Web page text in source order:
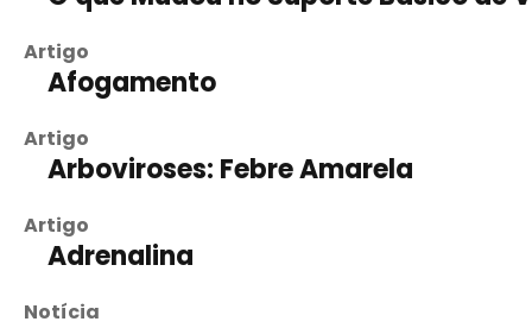
Artigo
Afogamento
Artigo
Arboviroses: Febre Amarela
Artigo
Adrenalina
Notícia